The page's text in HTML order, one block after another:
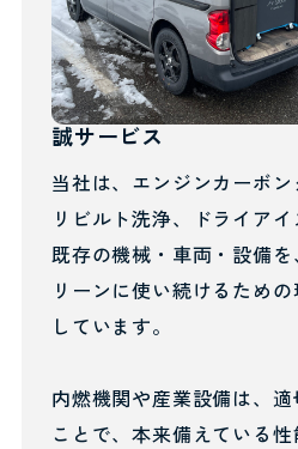
誠サービス
当社は、エンジンカーボ
リビルト洗浄、ドライアイ
既存の機械・車両・設備
リーンに使い続けるため
しています。
内燃機関や産業設備は、
ことで、本来備えている